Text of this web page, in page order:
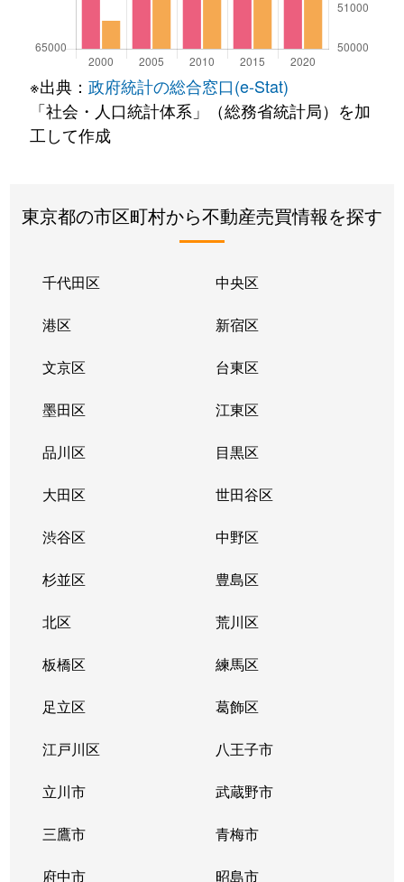
※出典： 政府統計の総合窓口(e-Stat)
「社会・人口統計体系」（総務省統計局）を加
工して作成
東京都の市区町村から不動産売買情報を探す
千代田区 中央区
港区 新宿区
文京区 台東区
墨田区 江東区
品川区 目黒区
大田区 世田谷区
渋谷区 中野区
杉並区 豊島区
北区 荒川区
板橋区 練馬区
足立区 葛飾区
江戸川区 八王子市
立川市 武蔵野市
三鷹市 青梅市
府中市 昭島市